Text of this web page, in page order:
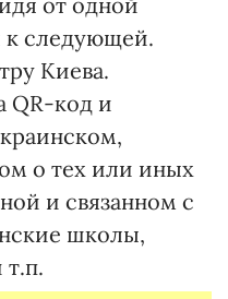
к следующей.
Киева.
QR-код и
о тех или иных
и связанном с
школы,